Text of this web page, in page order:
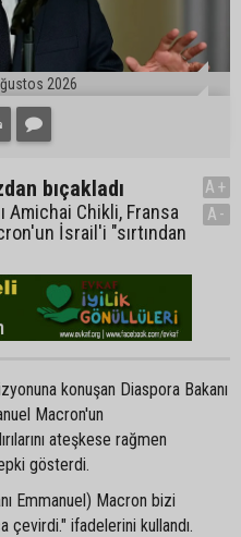
2026
bıçakladı
Amichai Chikli, Fransa
İsrail'i "sırtından
A+
A-
konuşan Diaspora Bakanı
Macron'un
ateşkese rağmen
gösterdi.
Emmanuel) Macron bizi
çevirdi." ifadelerini kullandı.